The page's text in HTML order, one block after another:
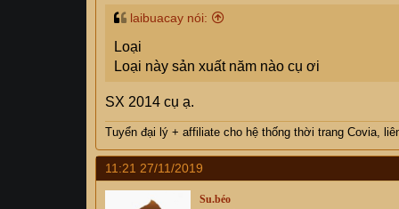
- Khóa trẻ em
Em đang dùng nó, và phân phối luôn.
Giá: 2900k, ở hà nội free ship. Bảo hành 6
Chú ý: Máy đã được chuyển dùng điện 220v
Các cụ quan tâm alo em theo số:
laibuacay nói:
Loại
Loại này sản xuất năm nào cụ ơi
SX 2014 cụ ạ.
Tuyển đại lý + affiliate cho hệ thống thời trang Covia,
11:21 27/11/2019
Su.béo